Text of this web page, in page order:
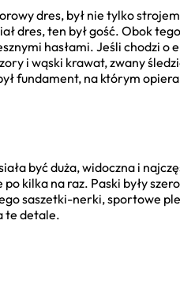
dres, był nie tylko
dres, ten był gość. Obok
hasłami. Jeśli chodzi o
i wąski krawat, zwany
fundament, na którym
być duża, widoczna i
kilka na raz. Paski były
saszetki-nerki, sportowe
te detale.